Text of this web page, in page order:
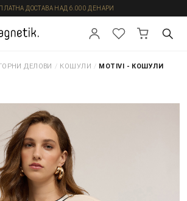
ДОСТАВА НАД 6.000 ДЕНАРИ
ДЕЛОВИ / КОШУЛИ / MOTIVI - КОШУЛИ